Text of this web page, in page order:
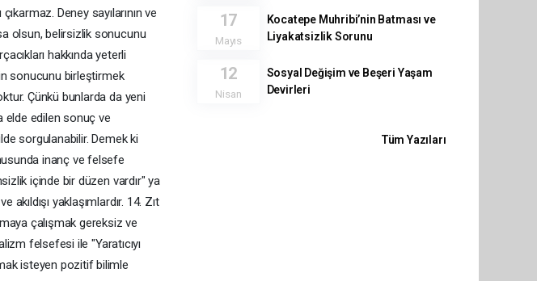
Deney sayılarının ve
olsun, belirsizlik sonucunu
hakkında yeterli
sonucunu birleştirmek
Çünkü bunlarda da yeni
elde edilen sonuç ve
sorgulanabilir. Demek ki
inanç ve felsefe
içinde bir düzen vardır" ya
yaklaşımlardır. 14. Zıt
çalışmak gereksiz ve
felsefesi ile "Yaratıcıyı
isteyen pozitif bilimle
17
Mayıs
Kocatepe Muhribi’nin Batması ve
Liyakatsizlik Sorunu
12
Nisan
Sosyal Değişim ve Beşeri Yaşam
Devirleri
Tüm Yazıları